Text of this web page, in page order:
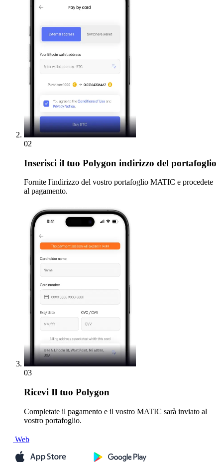
02
Inserisci il tuo Polygon indirizzo del portafoglio
Fornite l'indirizzo del vostro portafoglio MATIC e procedete
al pagamento.
03
Ricevi Il tuo Polygon
Completate il pagamento e il vostro MATIC sarà inviato al
vostro portafoglio.
Web